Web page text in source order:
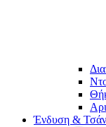
Ένδυση &